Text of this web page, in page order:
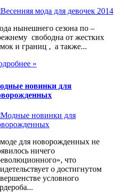
нынешнего сезона по –
свободна от жестких
и границ , а также...
»
новинки для
для новорожденных не
ничего
что
о достигнутом
условного